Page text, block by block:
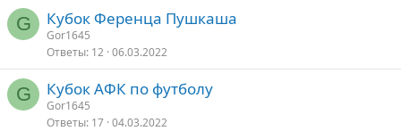
G Кубок Ференца Пушкаша
Gor1645
Ответы 12 06.03.2022
G Кубок АФК по футболу
Gor1645
Ответы 17 04.03.2022